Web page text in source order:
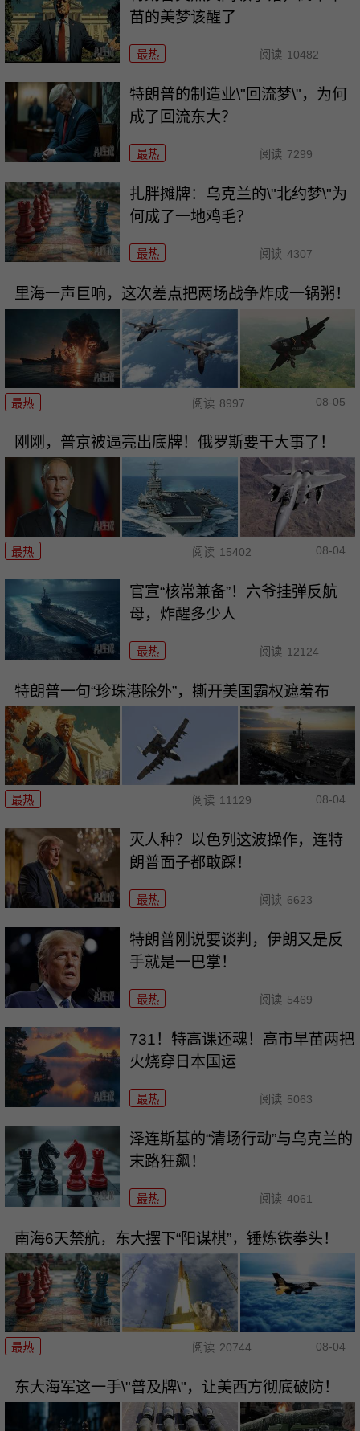
苗的美梦该醒了
最热 阅读 10482
特朗普的制造业\"回流梦\"，为何
成了回流东大？
最热 阅读 7299
扎胖摊牌：乌克兰的\"北约梦\"为
何成了一地鸡毛？
最热 阅读 4307
里海一声巨响，这次差点把两场战争炸成一锅粥！
最热 阅读 8997 08-05
刚刚，普京被逼亮出底牌！俄罗斯要干大事了！
最热 阅读 15402 08-04
官宣“核常兼备”！六爷挂弹反航
母，炸醒多少人
最热 阅读 12124
特朗普一句“珍珠港除外”，撕开美国霸权遮羞布
最热 阅读 11129 08-04
灭人种？以色列这波操作，连特
朗普面子都敢踩！
最热 阅读 6623
特朗普刚说要谈判，伊朗又是反
手就是一巴掌！
最热 阅读 5469
731！特高课还魂！高市早苗两把
火烧穿日本国运
最热 阅读 5063
泽连斯基的“清场行动”与乌克兰的
末路狂飙！
最热 阅读 4061
南海6天禁航，东大摆下“阳谋棋”，锤炼铁拳头！
最热 阅读 20744 08-04
东大海军这一手\"普及牌\"，让美西方彻底破防！